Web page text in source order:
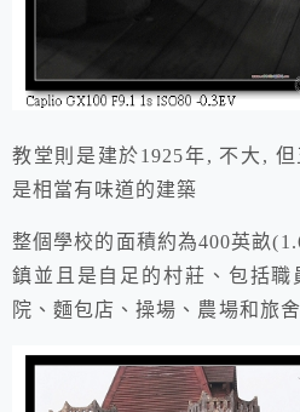
教堂則是建於1925年, 不大,
是相當有味道的建築
整個學校的面積約為400英畝
鎮並且是自足的村莊、包括
院、麵包店、操場、農場和旅舍